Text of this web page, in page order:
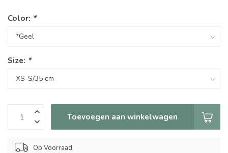
Color: *
Size: *
Toevoegen aan winkelwagen
Op Voorraad